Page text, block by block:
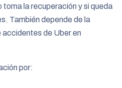
la recuperación y si queda
También depende de la
accidentes de Uber en
por: